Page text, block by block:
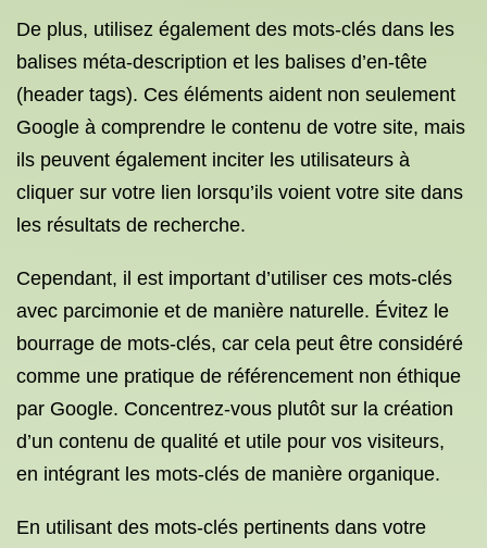
De plus, utilisez également des mots-clés dans les
balises méta-description et les balises d’en-tête
(header tags). Ces éléments aident non seulement
Google à comprendre le contenu de votre site, mais
ils peuvent également inciter les utilisateurs à
cliquer sur votre lien lorsqu’ils voient votre site dans
les résultats de recherche.
Cependant, il est important d’utiliser ces mots-clés
avec parcimonie et de manière naturelle. Évitez le
bourrage de mots-clés, car cela peut être considéré
comme une pratique de référencement non éthique
par Google. Concentrez-vous plutôt sur la création
d’un contenu de qualité et utile pour vos visiteurs,
en intégrant les mots-clés de manière organique.
En utilisant des mots-clés pertinents dans votre